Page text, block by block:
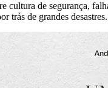
cultura de segurança,
trás de grandes desastres.